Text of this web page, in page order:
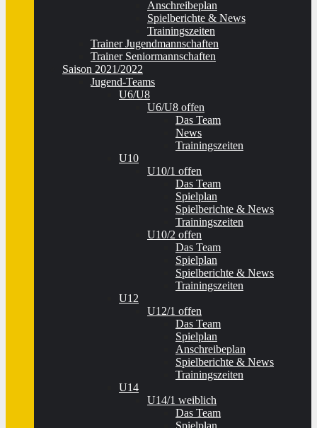
Anschreibeplan
Spielberichte & News
Trainingszeiten
Trainer Jugendmannschaften
Trainer Seniormannschaften
Saison 2021/2022
Jugend-Teams
U6/U8
U6/U8 offen
Das Team
News
Trainingszeiten
U10
U10/1 offen
Das Team
Spielplan
Spielberichte & News
Trainingszeiten
U10/2 offen
Das Team
Spielplan
Spielberichte & News
Trainingszeiten
U12
U12/1 offen
Das Team
Spielplan
Anschreibeplan
Spielberichte & News
Trainingszeiten
U14
U14/1 weiblich
Das Team
Spielplan